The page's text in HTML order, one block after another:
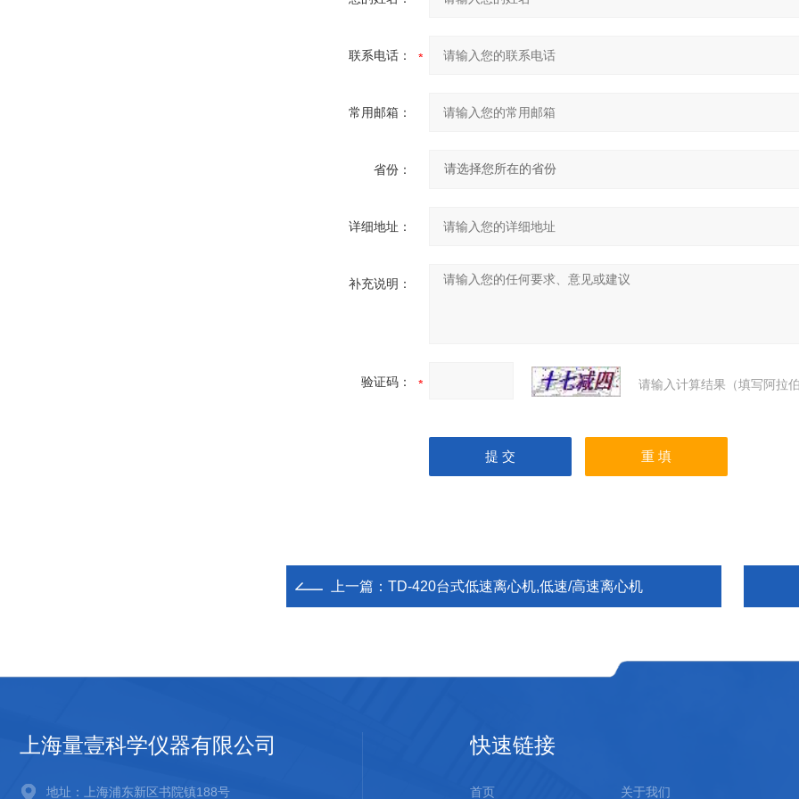
联系电话：
常用邮箱：
省份：
详细地址：
补充说明：
验证码： 请输入计算结果（填写阿拉
上一篇： TD-420台式低速离心机,低速/高速离心机
上海量壹科学仪器有限公司
地址：上海浦东新区书院镇188号
快速链接
首页 关于我们